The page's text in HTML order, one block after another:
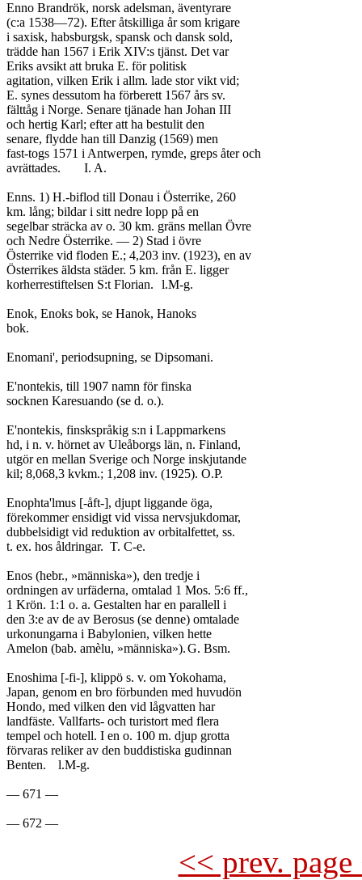
Enno Brandrök, norsk adelsman, äventyrare
(c:a 1538—72). Efter åtskilliga år som krigare
i saxisk, habsburgsk, spansk och dansk sold,
trädde han 1567 i Erik XIV:s tjänst. Det var
Eriks avsikt att bruka E. för politisk
agitation, vilken Erik i allm. lade stor vikt vid;
E. synes dessutom ha förberett 1567 års sv.
fälttåg i Norge. Senare tjänade han Johan III
och hertig Karl; efter att ha bestulit den
senare, flydde han till Danzig (1569) men
fast-togs 1571 i Antwerpen, rymde, greps åter och
avrättades.	I. A.
Enns. 1) H.-biflod till Donau i Österrike, 260
km. lång; bildar i sitt nedre lopp på en
segelbar sträcka av o. 30 km. gräns mellan Övre
och Nedre Österrike. — 2) Stad i övre
Österrike vid floden E.; 4,203 inv. (1923), en av
Österrikes äldsta städer. 5 km. från E. ligger
korherrestiftelsen S:t Florian.	l.M-g.
Enok, Enoks bok, se Hanok, Hanoks
bok.
Enomani', periodsupning, se Dipsomani.
E'nontekis, till 1907 namn för finska
socknen Karesuando (se d. o.).
E'nontekis, finskspråkig s:n i Lappmarkens
hd, i n. v. hörnet av Uleåborgs län, n. Finland,
utgör en mellan Sverige och Norge inskjutande
kil; 8,068,3 kvkm.; 1,208 inv. (1925). O.P.
Enophta'lmus [-åft-], djupt liggande öga,
förekommer ensidigt vid vissa nervsjukdomar,
dubbelsidigt vid reduktion av orbitalfettet, ss.
t. ex. hos åldringar.	T. C-e.
Enos (hebr., »människa»), den tredje i
ordningen av urfäderna, omtalad 1 Mos. 5:6 ff.,
1 Krön. 1:1 o. a. Gestalten har en parallell i
den 3:e av de av Berosus (se denne) omtalade
urkonungarna i Babylonien, vilken hette
Amelon (bab. amèlu, »människa»).	G. Bsm.
Enoshima [-fi-], klippö s. v. om Yokohama,
Japan, genom en bro förbunden med huvudön
Hondo, med vilken den vid lågvatten har
landfäste. Vallfarts- och turistort med flera
tempel och hotell. I en o. 100 m. djup grotta
förvaras reliker av den buddistiska gudinnan
Benten.	l.M-g.
— 671 —
<< prev.